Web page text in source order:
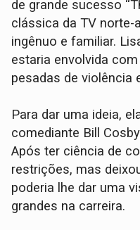
de grande sucesso
clássica da TV norte-
ingênuo e familiar.
estaria envolvida
pesadas de violência
Para dar uma ideia,
comediante Bill
Após ter ciência de
restrições, mas
poderia lhe dar uma
grandes na carreira.